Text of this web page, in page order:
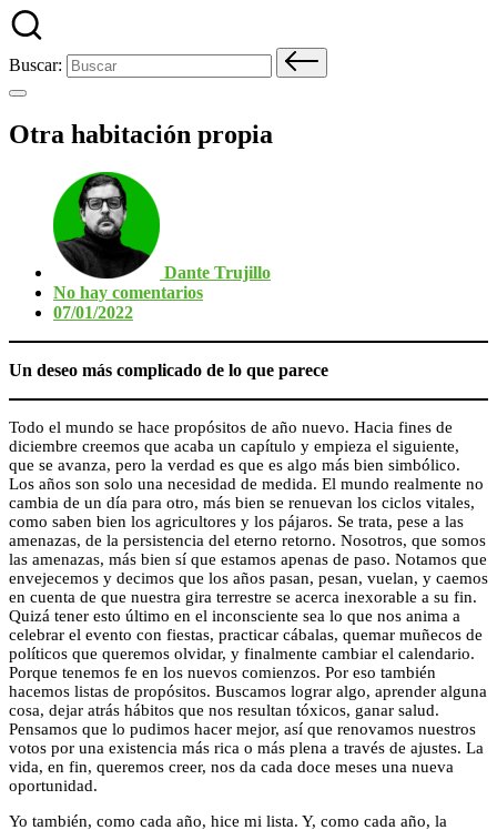
Buscar:
Otra habitación propia
Dante Trujillo
No hay comentarios
07/01/2022
Un deseo más complicado de lo que parece
Todo el mundo se hace propósitos de año nuevo. Hacia fines de
diciembre creemos que acaba un capítulo y empieza el siguiente,
que se avanza, pero la verdad es que es algo más bien simbólico.
Los años son solo una necesidad de medida. El mundo realmente no
cambia de un día para otro, más bien se renuevan los ciclos vitales,
como saben bien los agricultores y los pájaros. Se trata, pese a las
amenazas, de la persistencia del eterno retorno. Nosotros, que somos
las amenazas, más bien sí que estamos apenas de paso. Notamos que
envejecemos y decimos que los años pasan, pesan, vuelan, y caemos
en cuenta de que nuestra gira terrestre se acerca inexorable a su fin.
Quizá tener esto último en el inconsciente sea lo que nos anima a
celebrar el evento con fiestas, practicar cábalas, quemar muñecos de
políticos que queremos olvidar, y finalmente cambiar el calendario.
Porque tenemos fe en los nuevos comienzos. Por eso también
hacemos listas de propósitos. Buscamos lograr algo, aprender alguna
cosa, dejar atrás hábitos que nos resultan tóxicos, ganar salud.
Pensamos que lo pudimos hacer mejor, así que renovamos nuestros
votos por una existencia más rica o más plena a través de ajustes. La
vida, en fin, queremos creer, nos da cada doce meses una nueva
oportunidad.
Yo también, como cada año, hice mi lista. Y, como cada año, la